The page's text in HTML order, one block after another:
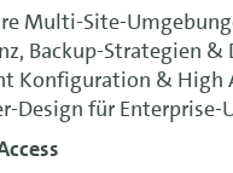
Multi-Site-
Backup-Strategien &
Konfiguration &
Design für Enterprise-